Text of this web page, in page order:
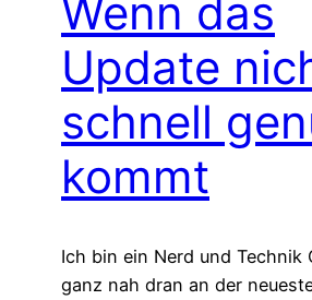
Wenn das
Update
schnell
kommt
Ich bin ein Nerd und Technik
ganz nah dran an der